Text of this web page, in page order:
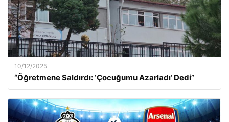
10/12/2025
“Öğretmene Saldırdı: ‘Çocuğumu Azarladı’ Dedi”